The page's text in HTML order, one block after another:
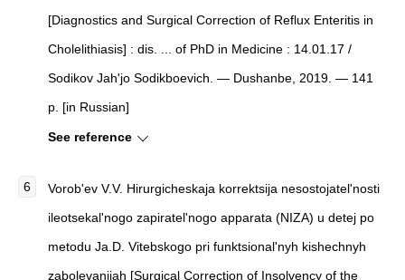
[Diagnostics and Surgical Correction of Reflux Enteritis in
Cholelithiasis] : dis. ... of PhD in Medicine : 14.01.17 /
Sodikov Jah'jo Sodikboevich. — Dushanbe, 2019. — 141
p. [in Russian]
See reference
Vorob'ev V.V. Hirurgicheskaja korrektsija nesostojatel'nosti
ileotsekal'nogo zapiratel'nogo apparata (NIZA) u detej po
metodu Ja.D. Vitebskogo pri funktsional'nyh kishechnyh
zabolevanijah [Surgical Correction of Insolvency of the